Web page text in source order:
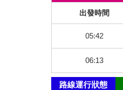
車
態
出發時間
05:42
06:13
路線運行狀態